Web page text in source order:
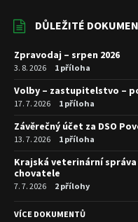
DŮLEŽITÉ
Zpravodaj – srpen 2026
3. 8. 2026 1 příloha
Volby – zastupitelstvo –
17. 7. 2026 1 příloha
Závěrečný účet za DSO
13. 7. 2026 1 příloha
Krajská veterinární
chovatele
7. 7. 2026 2 přílohy
VÍCE DOKUMENTŮ